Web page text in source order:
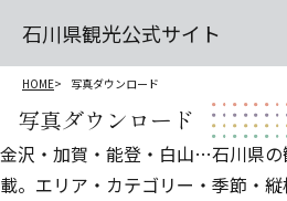
石川県観光公式サイト
HOME 写真ダウンロード
写真ダウンロード
金沢・加賀・能登・白山…石川県
載。エリア・カテゴリー・季節・